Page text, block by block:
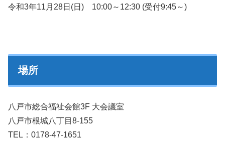
令和3年11月28日(日) 10:00～12:30 (受付9:45～)
場所
八戸市総合福祉会館3F 大会議室
八戸市根城八丁目8-155
TEL：0178-47-1651